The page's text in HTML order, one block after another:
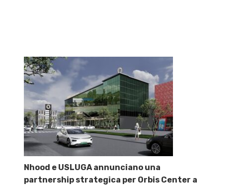
Nhood e USLUGA annunciano una
partnership strategica per Orbis Center a